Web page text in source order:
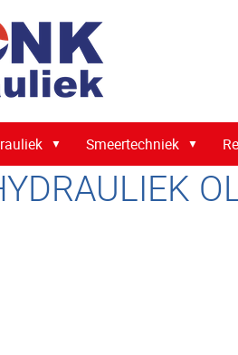
Smeertechniek